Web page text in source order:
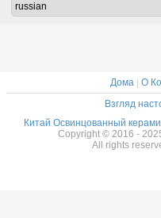
Дома| О
Взгляд
Китай Освинцованный
Copyright © 2016 -
All rights